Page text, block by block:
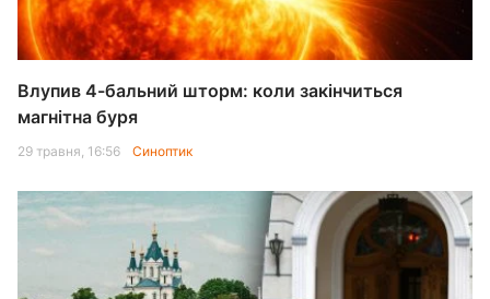
Влупив 4-бальний шторм: коли закінчиться
магнітна буря
29 травня, 16:56 Синоптик